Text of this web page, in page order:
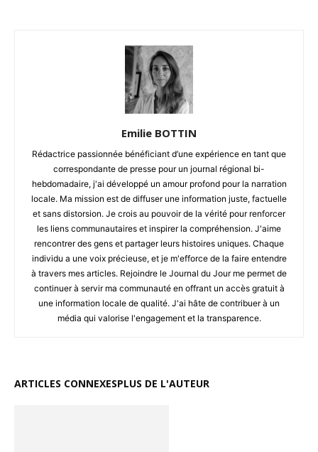
Emilie BOTTIN
Rédactrice passionnée bénéficiant d’une expérience en tant que
correspondante de presse pour un journal régional bi-
hebdomadaire, j'ai développé un amour profond pour la narration
locale. Ma mission est de diffuser une information juste, factuelle
et sans distorsion. Je crois au pouvoir de la vérité pour renforcer
les liens communautaires et inspirer la compréhension. J'aime
rencontrer des gens et partager leurs histoires uniques. Chaque
individu a une voix précieuse, et je m'efforce de la faire entendre
à travers mes articles. Rejoindre le Journal du Jour me permet de
continuer à servir ma communauté en offrant un accès gratuit à
une information locale de qualité. J'ai hâte de contribuer à un
média qui valorise l'engagement et la transparence.
ARTICLES CONNEXESPLUS DE L'AUTEUR